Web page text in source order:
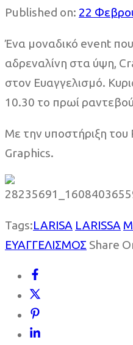
Published on: 22
Ένα μοναδικό event
αδρεναλίνη στα ύψη,
στον Ευαγγελισμό.
10.30 το πρωί
Με την υποστήριξη του
Graphics.
Tags:LARISA LARISSA
ΕΥΑΓΓΕΛΙΣΜΟΣ Share